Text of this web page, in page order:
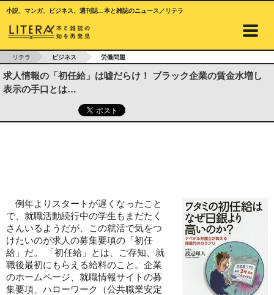
小説、マンガ、ビジネス、週刊誌…本と雑誌のニュース／リテラ
リテラ ビジネス 労働問題
求人情報の「初任給」は嘘だらけ！ ブラック企業の賃金水増し
表示の手口とは…
例年よりスタートが遅くなったこと
で、就職活動続行中の学生もまだたく
さんいるようだが、この就活で気をつ
けたいのが求人の募集要項の「初任
給」だ。 「初任給」とは、ご存知、就
職後最初にもらえる給料のこと。企業
のホームページ、就職情報サイトの募
集要項、ハローワーク（公共職業安定